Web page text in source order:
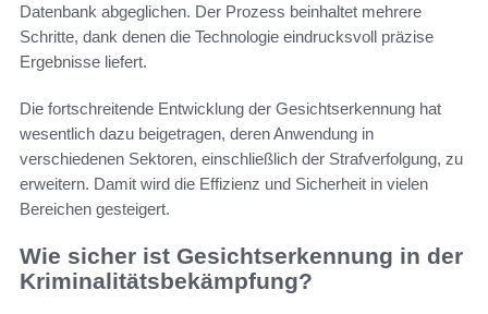
Datenbank abgeglichen. Der Prozess beinhaltet mehrere
Schritte, dank denen die Technologie eindrucksvoll präzise
Ergebnisse liefert.
Die fortschreitende Entwicklung der Gesichtserkennung hat
wesentlich dazu beigetragen, deren Anwendung in
verschiedenen Sektoren, einschließlich der Strafverfolgung, zu
erweitern. Damit wird die Effizienz und Sicherheit in vielen
Bereichen gesteigert.
Wie sicher ist Gesichtserkennung in der
Kriminalitätsbekämpfung?